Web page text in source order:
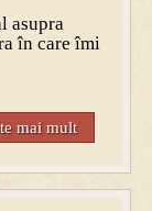
asupra
în care îmi
mai mult